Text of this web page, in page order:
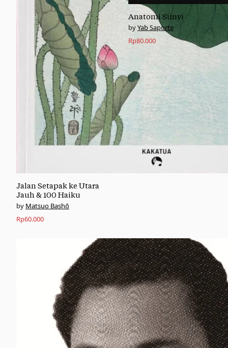
Jalan Setapak ke Utara
Jauh & 100 Haiku
Matsuo Bashō
Rp60.000
Anatomi Sunyi
Yab Saporte
Rp80.000